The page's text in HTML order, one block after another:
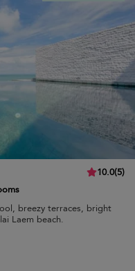
10.0(5)
breezy terraces, bright
Laem beach.